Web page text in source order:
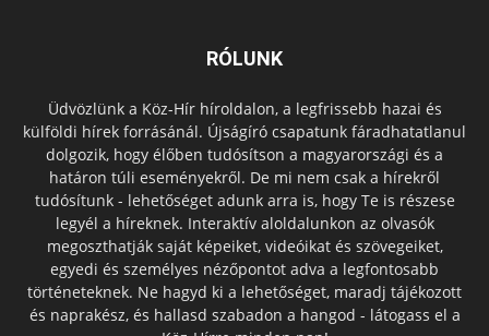
RÓLUNK
Üdvözlünk a Köz-Hír híroldalon, a legfrissebb hazai és
külföldi hírek forrásánál. Újságíró csapatunk fáradhatatlanul
dolgozik, hogy élőben tudósítson a magyarországi és a
határon túli eseményekről. De mi nem csak a hírekről
tudósítunk - lehetőséget adunk arra is, hogy Te is részese
legyél a híreknek. Interaktív aloldalunkon az olvasók
megoszthatják saját képeiket, videóikat és szövegeiket,
egyedi és személyes nézőpontot adva a legfontosabb
történeteknek. Ne hagyd ki a lehetőséget, maradj tájékozott
és naprakész, és hallasd szabadon a hangod - látogass el a